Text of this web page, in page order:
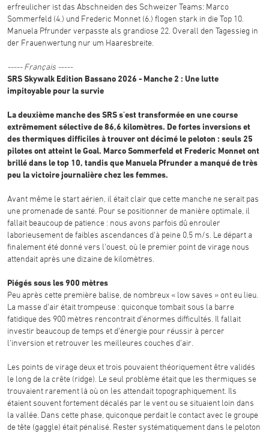
erfreulicher ist das Abschneiden des Schweizer Teams: Marco
Sommerfeld (4.) und Frederic Monnet (6.) flogen stark in die Top 10.
Manuela Pfrunder verpasste als grandiose 22. Overall den Tagessieg in
der Frauenwertung nur um Haaresbreite.
----- Français -----
SRS Skywalk Edition Bassano 2026 - Manche 2 : Une lutte
impitoyable pour la survie
La deuxième manche des SRS s'est transformée en une course
extrêmement sélective de 86,6 kilomètres. De fortes inversions et
des thermiques difficiles à trouver ont décimé le peloton : seuls 25
pilotes ont atteint le Goal. Marco Sommerfeld et Frederic Monnet ont
brillé dans le top 10, tandis que Manuela Pfrunder a manqué de très
peu la victoire journalière chez les femmes.
Avant même le start aérien, il était clair que cette manche ne serait pas
une promenade de santé. Pour se positionner de manière optimale, il
fallait beaucoup de patience : nous avons parfois dû enrouler
laborieusement de faibles ascendances d'à peine 0,5 m/s. Le départ a
finalement été donné vers l'ouest, où le premier point de virage nous
attendait après une dizaine de kilomètres.
Piégés sous les 900 mètres
Peu après cette première balise, de nombreux « low saves » ont eu lieu.
La masse d'air était trompeuse : quiconque tombait sous la barre
fatidique des 900 mètres rencontrait d'énormes difficultés. Il fallait
investir beaucoup de temps et d'énergie pour réussir à percer
l'inversion et retrouver les meilleures couches d'air.
Les points de virage deux et trois pouvaient théoriquement être validés
le long de la crête (ridge). Le seul problème était que les thermiques se
trouvaient rarement là où on les attendait topographiquement. Ils
étaient souvent fortement décalés par le vent ou se situaient loin dans
la vallée. Dans cette phase, quiconque perdait le contact avec le groupe
de tête (gaggle) était pénalisé. Rester systématiquement dans le peloton